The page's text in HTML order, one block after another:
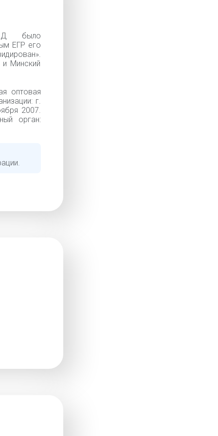
было
ЕГР его
Минский
оптовая
г.
2007.
орган: